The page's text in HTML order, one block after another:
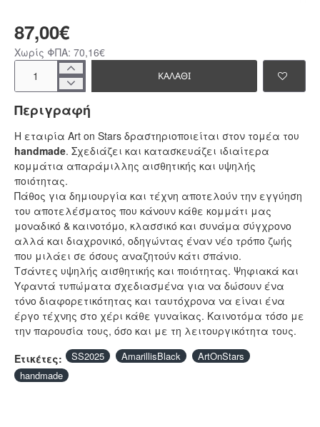
87,00€
Χωρίς ΦΠΑ: 70,16€
ΚΑΛΆΘΙ
Περιγραφή
Η εταιρία Art on Stars δραστηριοποιείται στον τομέα του
handmade. Σχεδιάζει και κατασκευάζει ιδιαίτερα
κομμάτια απαράμιλλης αισθητικής και υψηλής
ποιότητας.
Πάθος για δημιουργία και τέχνη αποτελούν την εγγύηση
του αποτελέσματος που κάνουν κάθε κομμάτι μας
μοναδικό & καινοτόμο, κλασσικό και συνάμα σύγχρονο
αλλά και διαχρονικό, οδηγώντας έναν νέο τρόπο ζωής
που μιλάει σε όσους αναζητούν κάτι σπάνιο.
Τσάντες υψηλής αισθητικής και ποιότητας. Ψηφιακά και
Υφαντά τυπώματα σχεδιασμένα για να δώσουν ένα
τόνο διαφορετικότητας και ταυτόχρονα να είναι ένα
έργο τέχνης στο χέρι κάθε γυναίκας. Καινοτόμα τόσο με
την παρουσία τους, όσο και με τη λειτουργικότητα τους.
Ετικέτες:
SS2025 AmarillisBlack
ArtOnStars
handmade